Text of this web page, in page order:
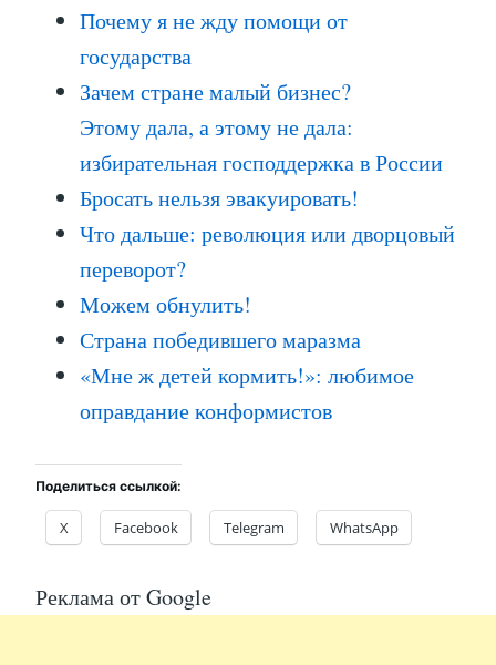
Почему я не жду помощи от
государства
Зачем стране малый бизнес?
Этому дала, а этому не дала:
избирательная господдержка в России
Бросать нельзя эвакуировать!
Что дальше: революция или дворцовый
переворот?
Можем обнулить!
Страна победившего маразма
«Мне ж детей кормить!»: любимое
оправдание конформистов
Поделиться ссылкой:
X Facebook Telegram WhatsApp
Реклама от Google